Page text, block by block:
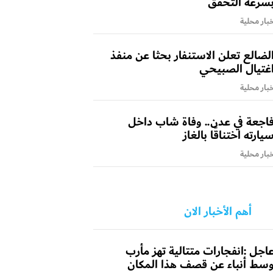
محلية
الضالع تعلن الاستنفار بحثا عن منفذ
اغتيال الصبيحي
محلية
فاجعة في عدن.. وفاة شاب داخل
سيارته اختناقًا بالغاز
محلية
أهم الأخبار الان
:انفجارات متتالية تهز مأرب
وسط أنباء عن قصف هذا المكان